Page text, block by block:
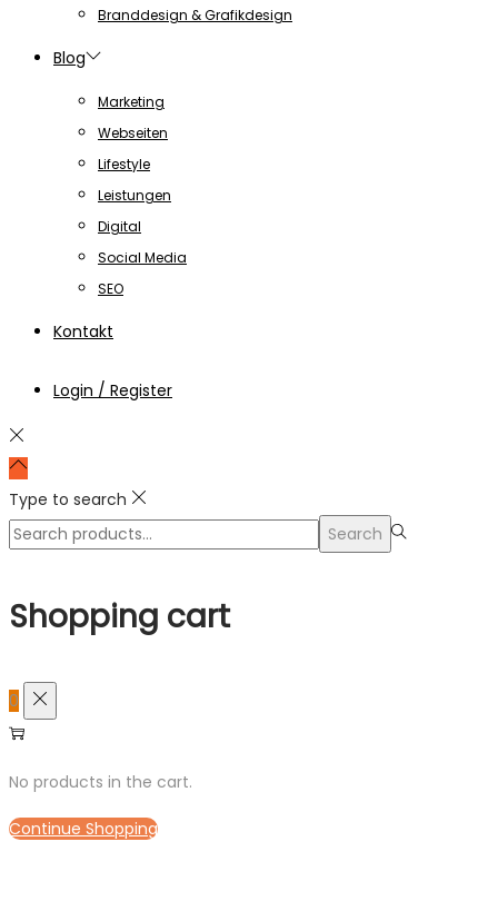
Branddesign & Grafikdesign
Blog
Marketing
Webseiten
Lifestyle
Leistungen
Digital
Social Media
SEO
Kontakt
Login / Register
Type to search
Search
Search
Shopping cart
0
No products in the cart.
Continue Shopping